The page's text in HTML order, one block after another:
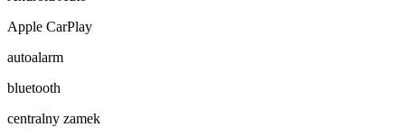
Apple CarPlay
autoalarm
bluetooth
centralny zamek